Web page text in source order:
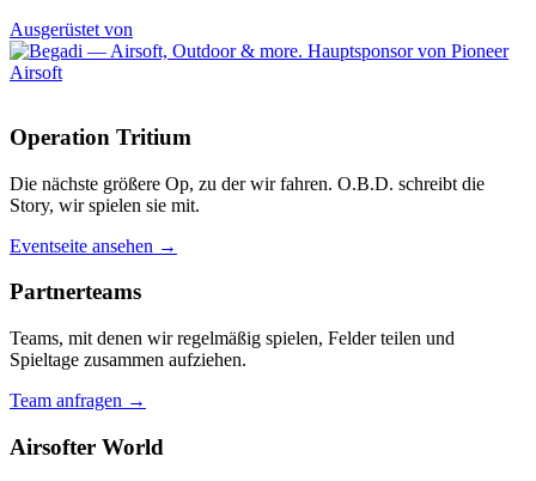
Ausgerüstet von
Operation Tritium
Die nächste größere Op, zu der wir fahren. O.B.D. schreibt die
Story, wir spielen sie mit.
Eventseite ansehen →
Partnerteams
Teams, mit denen wir regelmäßig spielen, Felder teilen und
Spieltage zusammen aufziehen.
Team anfragen →
Airsofter World